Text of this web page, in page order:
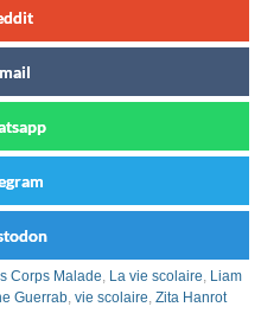
Corps Malade, La vie scolaire, Liam
Guerrab, vie scolaire, Zita Hanrot